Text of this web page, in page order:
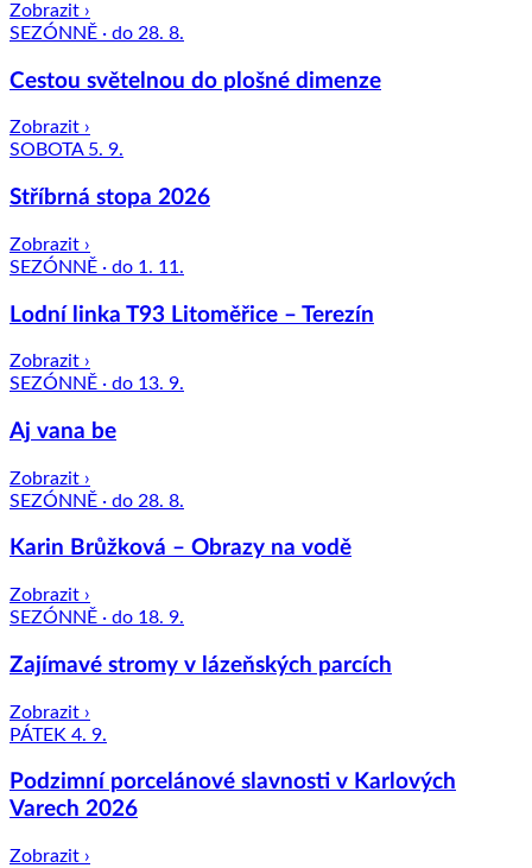
Zobrazit ›
SEZÓNNĚ · do 28. 8.
Cestou světelnou do plošné dimenze
Zobrazit ›
SOBOTA 5. 9.
Stříbrná stopa 2026
Zobrazit ›
SEZÓNNĚ · do 1. 11.
Lodní linka T93 Litoměřice – Terezín
Zobrazit ›
SEZÓNNĚ · do 13. 9.
Aj vana be
Zobrazit ›
SEZÓNNĚ · do 28. 8.
Karin Brůžková – Obrazy na vodě
Zobrazit ›
SEZÓNNĚ · do 18. 9.
Zajímavé stromy v lázeňských parcích
Zobrazit ›
PÁTEK 4. 9.
Podzimní porcelánové slavnosti v Karlových
Varech 2026
Zobrazit ›